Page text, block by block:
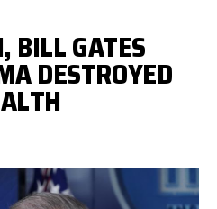
BILL GATES
DESTROYED